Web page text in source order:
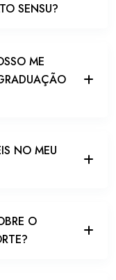
SENSU?
ME
NO MEU
O